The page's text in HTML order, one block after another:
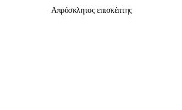
Απρόσκλητος επισκέπτης